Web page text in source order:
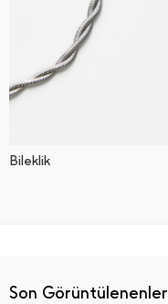
Bi̇lekli̇k
Son Görüntülenenler